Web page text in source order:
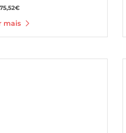
75,52€
mais